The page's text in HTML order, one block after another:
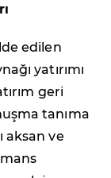
edilen
yatırımı
geri
tanıma
aksan ve